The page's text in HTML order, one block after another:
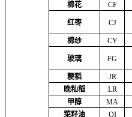
棉花
CF
红枣 CJ
棉纱 CY
玻璃 FG
粳稻 JR
晚籼稻
LR
甲醇
MA
菜籽油
OI